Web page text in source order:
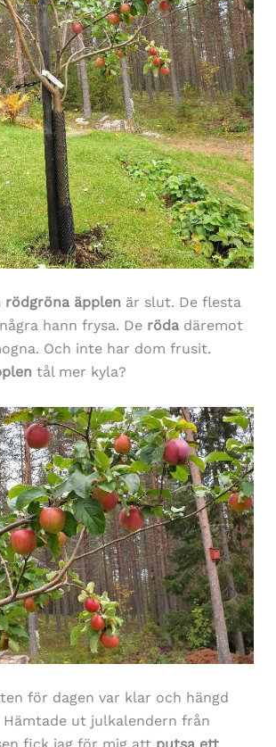
rödgröna äpplen är slut. De flesta
hann frysa. De rödadäremot
Och inte har dom frusit.
tål mer kyla?
för dagen var klar och hängd
Hämtade ut julkalendern från